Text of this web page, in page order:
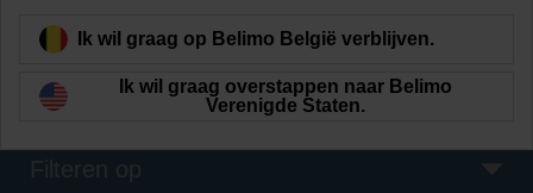
behoeften van HVAC-toepassingen.
Meer informatie
Ik wil graag op Belimo België verblijven.
Ik wil graag overstappen naar Belimo
Verenigde Staten.